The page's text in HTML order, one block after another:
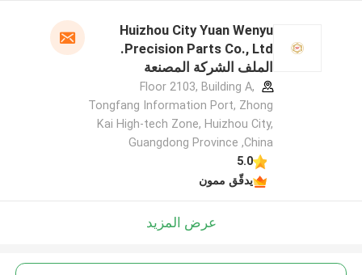
Huizhou City Yuan Wenyu
Precision Parts Co., Ltd.
الملف الشركة المصنعة
Floor 2103, Building A,
Tongfang Information Port, Zhong
Kai High-tech Zone, Huizhou City,
Guangdong Province ,China
5.0
يدقّق ممون
عرض المزيد